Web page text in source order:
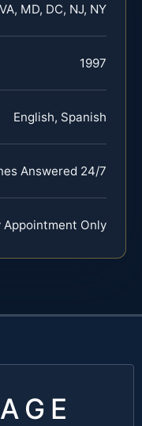
VA, MD, DC, NJ, NY
1997
English, Spanish
Answered 24/7
Appointment Only